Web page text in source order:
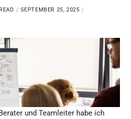
SEPTEMBER 25, 2025
und Teamleiter habe ich